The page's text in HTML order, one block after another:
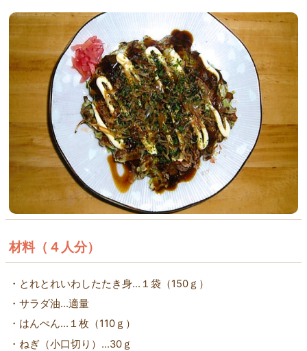
主菜（魚介類） (9) 副菜(20)
汁もの (0) デザート(9)
迎春料理 「だいすき」掲載レシピ(67)
材料（４人分）
・とれとれいわしたたき身…１袋（150ｇ）
・サラダ油…適量
・はんぺん…１枚（110ｇ）
・ねぎ（小口切り）…30ｇ